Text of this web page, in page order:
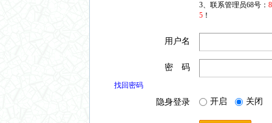
3、联系管理员68号：
5 ！
用户名
密 码
找回密码
隐身登录 开启 关闭